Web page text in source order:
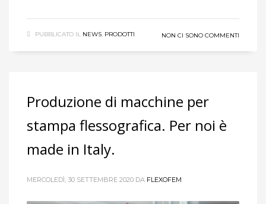
PUBBLICATO IL NEWS, PRODOTTI NON CI SONO COMMENTI
Produzione di macchine per
stampa flessografica. Per noi è
made in Italy.
MERCOLEDÌ, 30 SETTEMBRE 2020 DA FLEXOFEM